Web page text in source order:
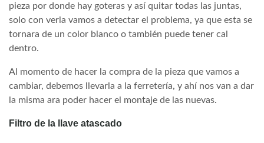
pieza por donde hay goteras y así quitar todas las juntas,
solo con verla vamos a detectar el problema, ya que esta se
tornara de un color blanco o también puede tener cal
dentro.
Al momento de hacer la compra de la pieza que vamos a
cambiar, debemos llevarla a la ferretería, y ahí nos van a dar
la misma ara poder hacer el montaje de las nuevas.
Filtro de la llave atascado